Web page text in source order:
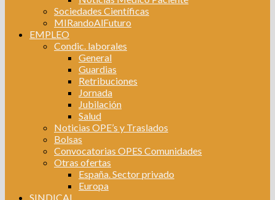
Sociedades Científicas
MIRandoAlFuturo
EMPLEO
Condic. laborales
General
Guardias
Retribuciones
Jornada
Jubilación
Salud
Noticias OPE’s y Traslados
Bolsas
Convocatorias OPES Comunidades
Otras ofertas
España. Sector privado
Europa
SINDICAL